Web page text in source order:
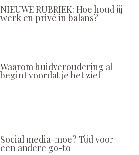
NIEUWE RUBRIEK: Hoe houd jij
werk en privé in balans?
Waarom huidveroudering al
begint voordat je het ziet
Social media-moe? Tijd voor
een andere go-to